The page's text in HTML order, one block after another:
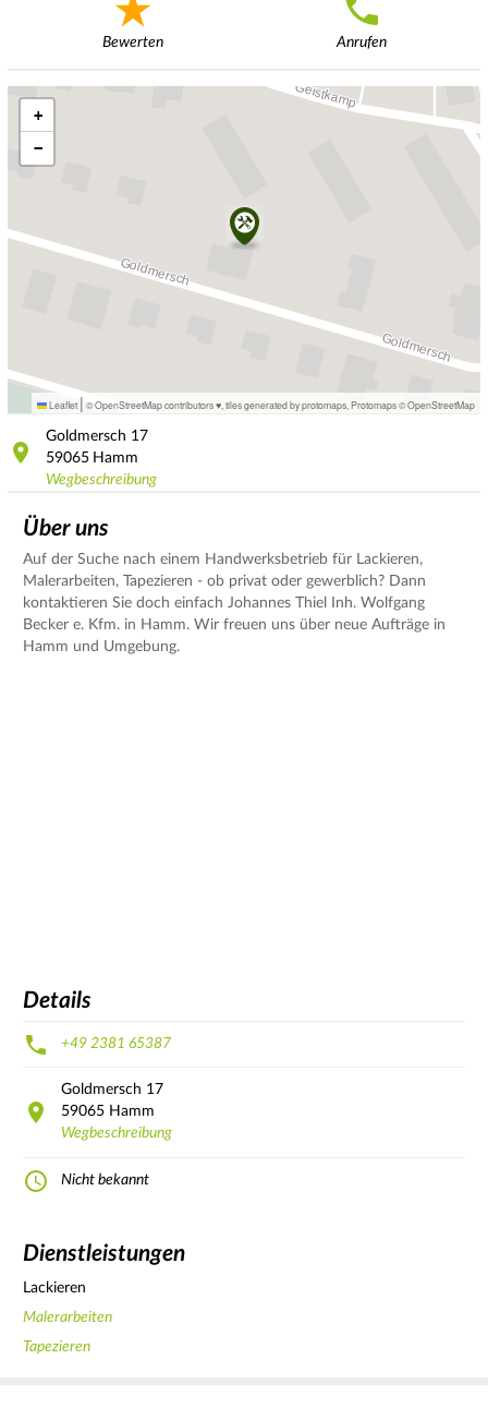
Bewerten Anrufen
+
−
Leaflet | © OpenStreetMap contributors ♥, tiles generated by protomaps Protomaps©OpenStreetMap
Goldmersch 17
59065 Hamm
Wegbeschreibung
Über uns
Auf der Suche nach einem Handwerksbetrieb für Lackieren,
Malerarbeiten, Tapezieren - ob privat oder gewerblich? Dann
kontaktieren Sie doch einfach Johannes Thiel Inh. Wolfgang
Becker e. Kfm. in Hamm. Wir freuen uns über neue Aufträge in
Hamm und Umgebung.
Details
+49 2381 65387
Goldmersch 17
59065 Hamm
Wegbeschreibung
Nicht bekannt
Dienstleistungen
Lackieren
Malerarbeiten
Tapezieren